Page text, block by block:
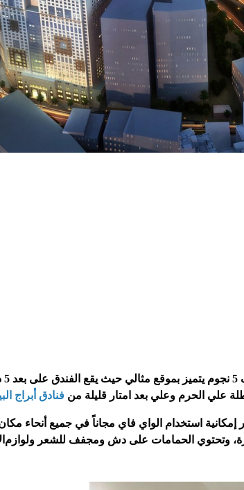
5
علي الحر م وعلي بعد امتار قليلة من فنادق أبراج
استخدام الواي فاي مجاناً في جميع أنحاء
وتحتوي الحمامات على دش ومجفف للشعر ولوازم